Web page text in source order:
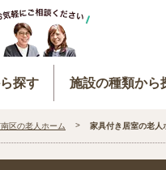
探す 施設の種類から
区の老人ホーム 家具付き居室の老人